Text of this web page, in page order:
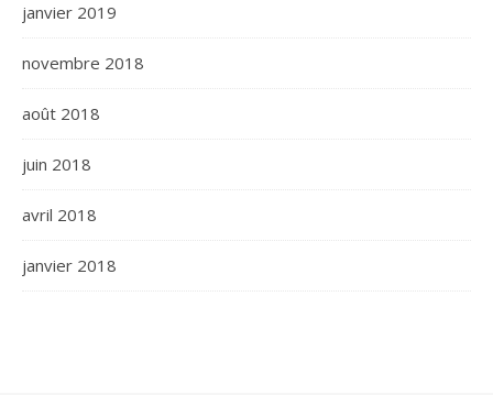
janvier 2019
novembre 2018
août 2018
juin 2018
avril 2018
janvier 2018